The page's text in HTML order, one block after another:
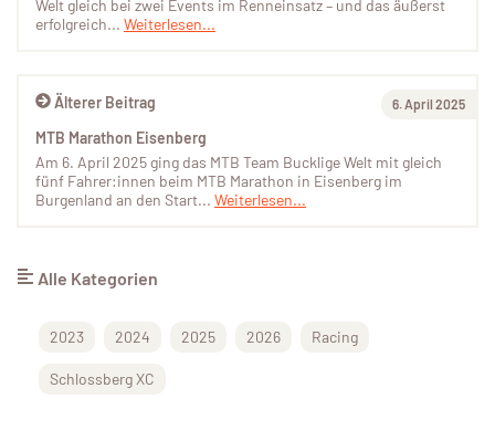
Älterer Beitrag 6. April 2025
MTB Marathon Eisenberg
Am 6. April 2025 ging das MTB Team Bucklige Welt mit gleich
fünf Fahrer:innen beim MTB Marathon in Eisenberg im
Burgenland an den Start... Weiterlesen...
Welt gleich bei zwei Events im Renneinsatz – und das äußerst
erfolgreich... Weiterlesen...
Alle Kategorien
2023 2024 2025 2026 Racing
Schlossberg XC